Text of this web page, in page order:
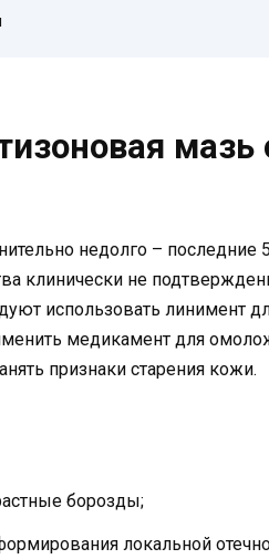
мазь
недолго – последние
клинически не
использовать линимент
медикамент для
признаки старения кожи.
борозды;
локальной